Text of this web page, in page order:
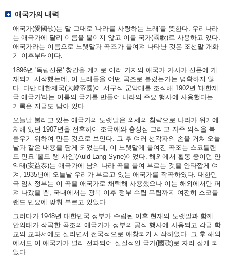
애국가의 내력
애국가(愛國歌)는 말 그대로 '나라를 사랑하는 노래'를 뜻한다. 우리나라
는 애국가에 달리 이름을 붙이지 않고 이를 국가(國歌)로 사용하고 있다.
애국가라는 이름으로 노랫말과 곡조가 붙여져 나타난 것은 조선말 개화
기 이후부터이다.
1896년 '독립신문' 창간을 계기로 여러 가지의 애국가 가사가 신문에 게
재되기 시작했는데, 이 노래들을 어떤 곡조로 불렀는가는 명확하지 않
다. 다만 대한제국(大韓帝國)이 서구식 군악대를 조직해 1902년 '대한제
국 애국가'라는 이름의 국가를 만들어 나라의 주요 행사에 사용했다는
기록은 지금도 남아 있다.
오늘날 불리고 있는 애국가의 노랫말은 외세의 침략으로 나라가 위기에
처해 있던 1907년을 전후하여 조국애와 충성심 그리고 자주 의식을 북
돋우기 위하여 만든 것으로 보인다. 그 후 여러 선각자의 손을 거쳐 오늘
날과 같은 내용을 담게 되었는데, 이 노랫말에 붙여진 곡조는 스코틀랜
드 민요 '올드 랭 사인'(Auld Lang Syne)이었다. 해외에서 활동 중이던 안
익태(安益泰)는 애국가에 남의 나라 곡을 붙여 부르는 것을 안타깝게 여
겨, 1935년에 오늘날 우리가 부르고 있는 애국가를 작곡하였다. 대한민
국 임시정부는 이 곡을 애국가로 채택해 사용했으나 이는 해외에서만 퍼
져 나갔을 뿐, 국내에서는 광복 이후 정부 수립 무렵까지 여전히 스코틀
랜드 민요에 맞춰 부르고 있었다.
그러다가 1948년 대한민국 정부가 수립된 이후 현재의 노랫말과 함께
안익태가 작곡한 곡조의 애국가가 정부의 공식 행사에 사용되고 각급 학
교의 교과서에도 실리면서 전국적으로 애창되기 시작하였다. 그 후 해외
에서도 이 애국가가 널리 전파되어 실질적인 국가(國歌)로 자리 잡게 되
었다.